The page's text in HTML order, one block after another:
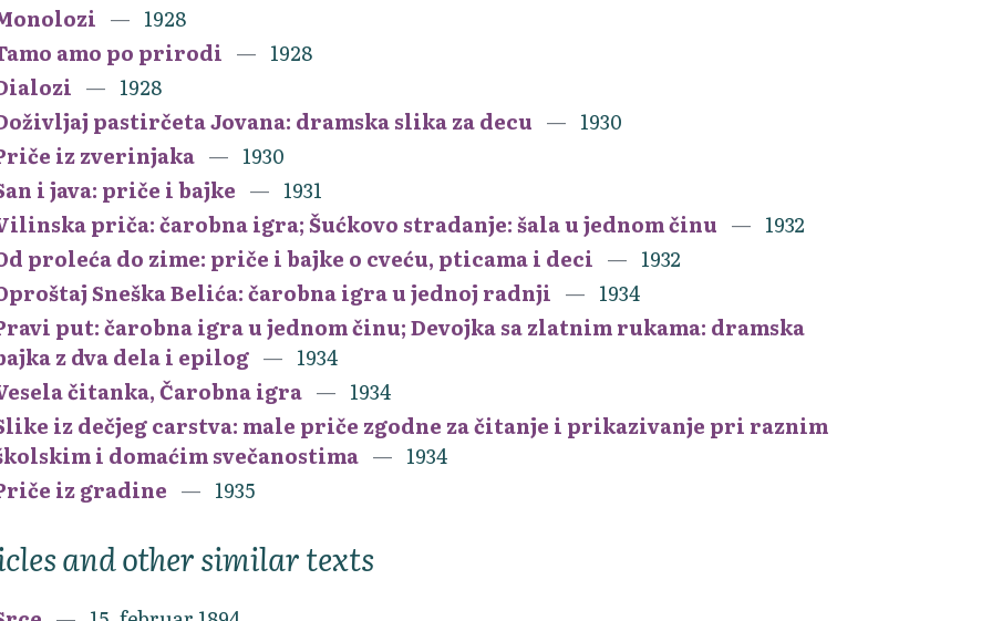
1928
amo po prirodi
1928
1928
pastirčeta Jovana: dramska slika za decu
1930
iz zverinjaka
1930
i java: priče i bajke
1931
priča: čarobna igra; Šućkovo stradanje: šala u jednom činu
1932
proleća do zime: priče i bajke o cveću, pticama i deci
1932
Sneška Belića: čarobna igra u jednoj radnji
1934
put: čarobna igra u jednom činu; Devojka sa zlatnim rukama: dramska
z dva dela i epilog
1934
čitanka, Čarobna igra
1934
iz dečjeg carstva: male priče zgodne za čitanje i prikazivanje pri raznim
i domaćim svečanostima
1934
iz gradine
1935
and other similar texts